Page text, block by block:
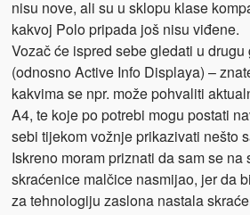
nisu nove, ali su u sklopu klase
kakvoj Polo pripada još nisu viđene.
Vozač će ispred sebe gledati u
(odnosno Active Info Displaya) –
kakvima se npr. može pohvaliti
A4, te koje po potrebi mogu postati
sebi tijekom vožnje prikazivati nešto
Iskreno moram priznati da sam se na
skraćenice malčice nasmijao, jer da
za tehnologiju zaslona nastala